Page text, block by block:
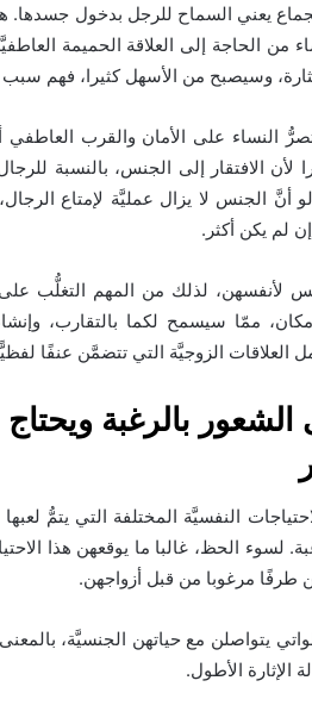
يعني السماح للرجل بدخول
من الحاجة إلى العلاقة الحميمة
وسيصبح من الأسهل كثيرا، فهم سبب
النساء على الأمان والقرب
لأن الافتقار إلى الجنس، بالنسبة
أنَّ الجنس لا يزال عمليَّة لإمتاع
لم يكن أكثر.
لأنفسهن، لذلك من المهم التغلُّب
ممّا سيسمح لكما بالتقارب،
العلاقات الزوجيَّة التي تتضمَّن عنفًا
الشعور بالرغبة
النفسيَّة المختلفة التي يتمُّ
لسوء الحظ، غالبا ما يوقعهن هذا
طرفًا مرغوبا من قبل أزواجهن.
يتواصلن مع حياتهن الجنسيَّة،
الإثارة الأطول.